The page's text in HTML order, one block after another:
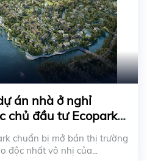
án nhà ở nghỉ
chủ đầu tư Ecopark
chuẩn bị mở bán thị trường
độc nhất vô nhị của...